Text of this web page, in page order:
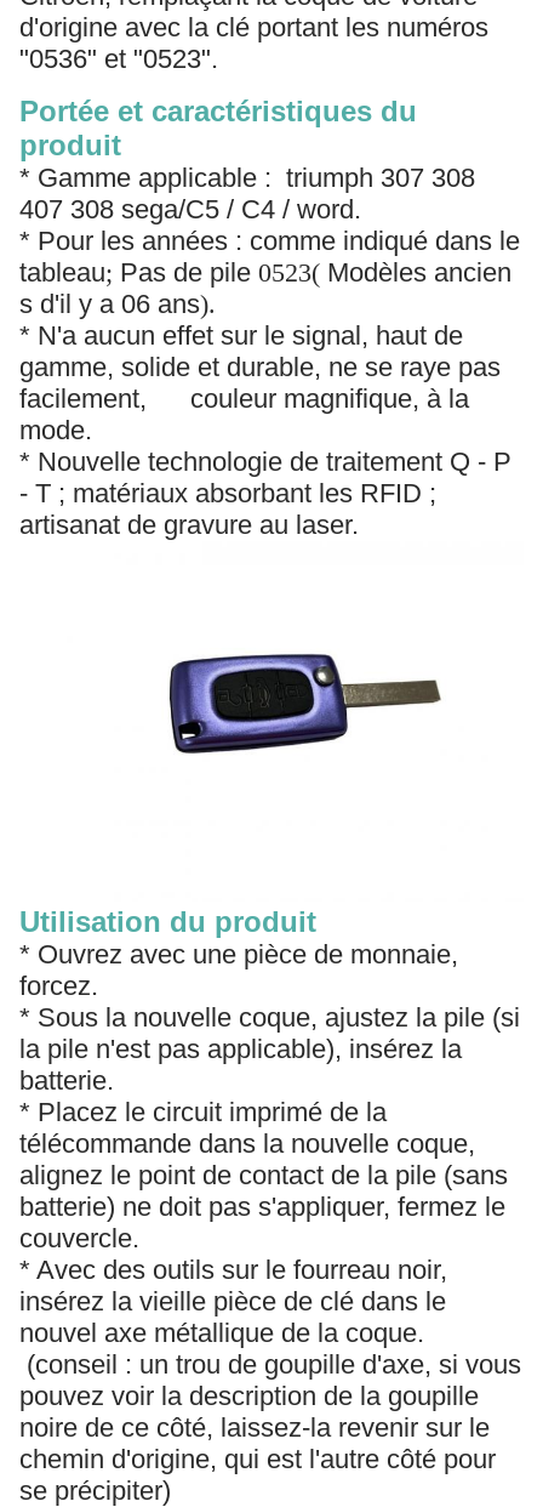
d'origine avec la clé portant les numéros
"0536" et "0523".
Portée et caractéristiques du
produit
* Gamme applicable : triumph 307 308
407 308 sega/C5 / C4 / word.
* Pour les années : comme indiqué dans le
tableau; Pas de pile 0523( Modèles ancien
s d'il y a 06 ans).
* N'a aucun effet sur le signal, haut de
gamme, solide et durable, ne se raye pas
facilement, couleur magnifique, à la
mode.
* Nouvelle technologie de traitement Q - P
- T ; matériaux absorbant les RFID ;
artisanat de gravure au laser.
Utilisation du produit
* Ouvrez avec une pièce de monnaie,
forcez.
* Sous la nouvelle coque, ajustez la pile (si
la pile n'est pas applicable), insérez la
batterie.
* Placez le circuit imprimé de la
télécommande dans la nouvelle coque,
alignez le point de contact de la pile (sans
batterie) ne doit pas s'appliquer, fermez le
couvercle.
* Avec des outils sur le fourreau noir,
insérez la vieille pièce de clé dans le
nouvel axe métallique de la coque.
(conseil : un trou de goupille d'axe, si vous
pouvez voir la description de la goupille
noire de ce côté, laissez-la revenir sur le
chemin d'origine, qui est l'autre côté pour
se précipiter)